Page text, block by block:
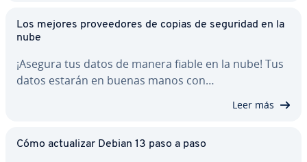
Los mejores pro­vee­do­res de copias de seguridad en la
nube
¡Asegura tus datos de manera fiable en la nube! Tus
datos estarán en buenas manos con…
Leer más
Cómo ac­tua­li­zar Debian 13 paso a paso